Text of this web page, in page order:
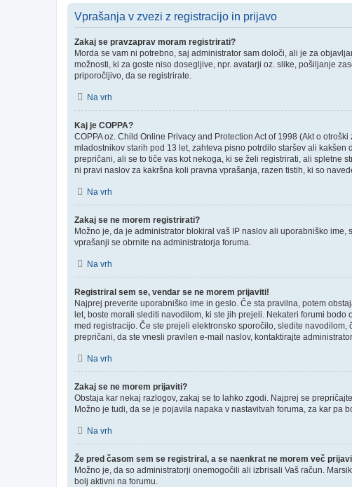
Vprašanja v zvezi z registracijo in prijavo
Zakaj se pravzaprav moram registrirati?
Morda se vam ni potrebno, saj administrator sam določi, ali je za
možnosti, ki za goste niso dosegljive, npr. avatarji oz. slike, pošiljanje
priporočljivo, da se registrirate.
Na vrh
Kaj je COPPA?
COPPA oz. Child Online Privacy and Protection Act of 1998 (Akt o
mladostnikov starih pod 13 let, zahteva pisno potrdilo staršev ali
prepričani, ali se to tiče vas kot nekoga, ki se želi registrirati, ali spletne
ni pravi naslov za kakršna koli pravna vprašanja, razen tistih, ki so
Na vrh
Zakaj se ne morem registrirati?
Možno je, da je administrator blokiral vaš IP naslov ali uporabniško
vprašanji se obrnite na administratorja foruma.
Na vrh
Registriral sem se, vendar se ne morem prijaviti!
Najprej preverite uporabniško ime in geslo. Če sta pravilna, potem
let, boste morali slediti navodilom, ki ste jih prejeli. Nekateri forumi
med registracijo. Če ste prejeli elektronsko sporočilo, sledite
prepričani, da ste vnesli pravilen e-mail naslov, kontaktirajte
Na vrh
Zakaj se ne morem prijaviti?
Obstaja kar nekaj razlogov, zakaj se to lahko zgodi. Najprej se
Možno je tudi, da se je pojavila napaka v nastavitvah foruma, za kar pa
Na vrh
Že pred časom sem se registriral, a se naenkrat ne morem več
Možno je, da so administratorji onemogočili ali izbrisali Vaš račun.
bolj aktivni na forumu.